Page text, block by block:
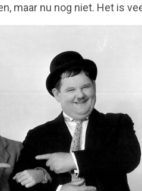
maar nu nog niet. Het is